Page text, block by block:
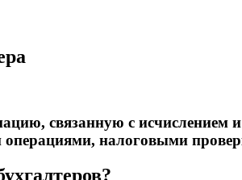
связанную с исчислением
налоговыми